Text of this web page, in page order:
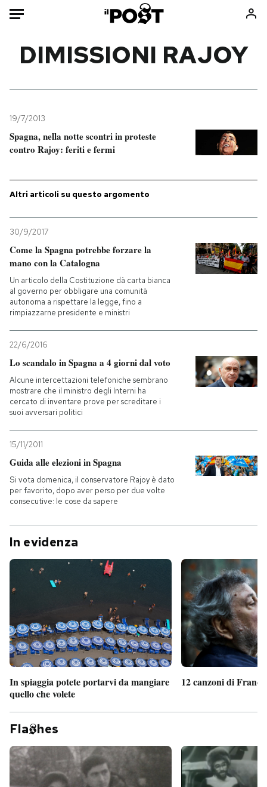
Mondo
Politica
Tecnologia
Economia
Sport
Consumismi
Altrecose
PODCAST
NEWSLETTER
I MIEI PREFERITI
SHOP
CALENDARIO
AREA PERSONALE
DIMISSIONI RAJOY
19/7/2013
Spagna, nella notte scontri in proteste
contro Rajoy: feriti e fermi
Altri articoli su questo argomento
30/9/2017
Come la Spagna potrebbe forzare la
mano con la Catalogna
Un articolo della Costituzione dà carta bianca
al governo per obbligare una comunità
autonoma a rispettare la legge, fino a
rimpiazzarne presidente e ministri
22/6/2016
Lo scandalo in Spagna a 4 giorni dal voto
Alcune intercettazioni telefoniche sembrano
mostrare che il ministro degli Interni ha
cercato di inventare prove per screditare i
suoi avversari politici
15/11/2011
Guida alle elezioni in Spagna
Si vota domenica, il conservatore Rajoy è dato
per favorito, dopo aver perso per due volte
consecutive: le cose da sapere
In evidenza
In spiaggia potete portarvi da mangiare
quello che volete
12 canzoni di
Fla hes